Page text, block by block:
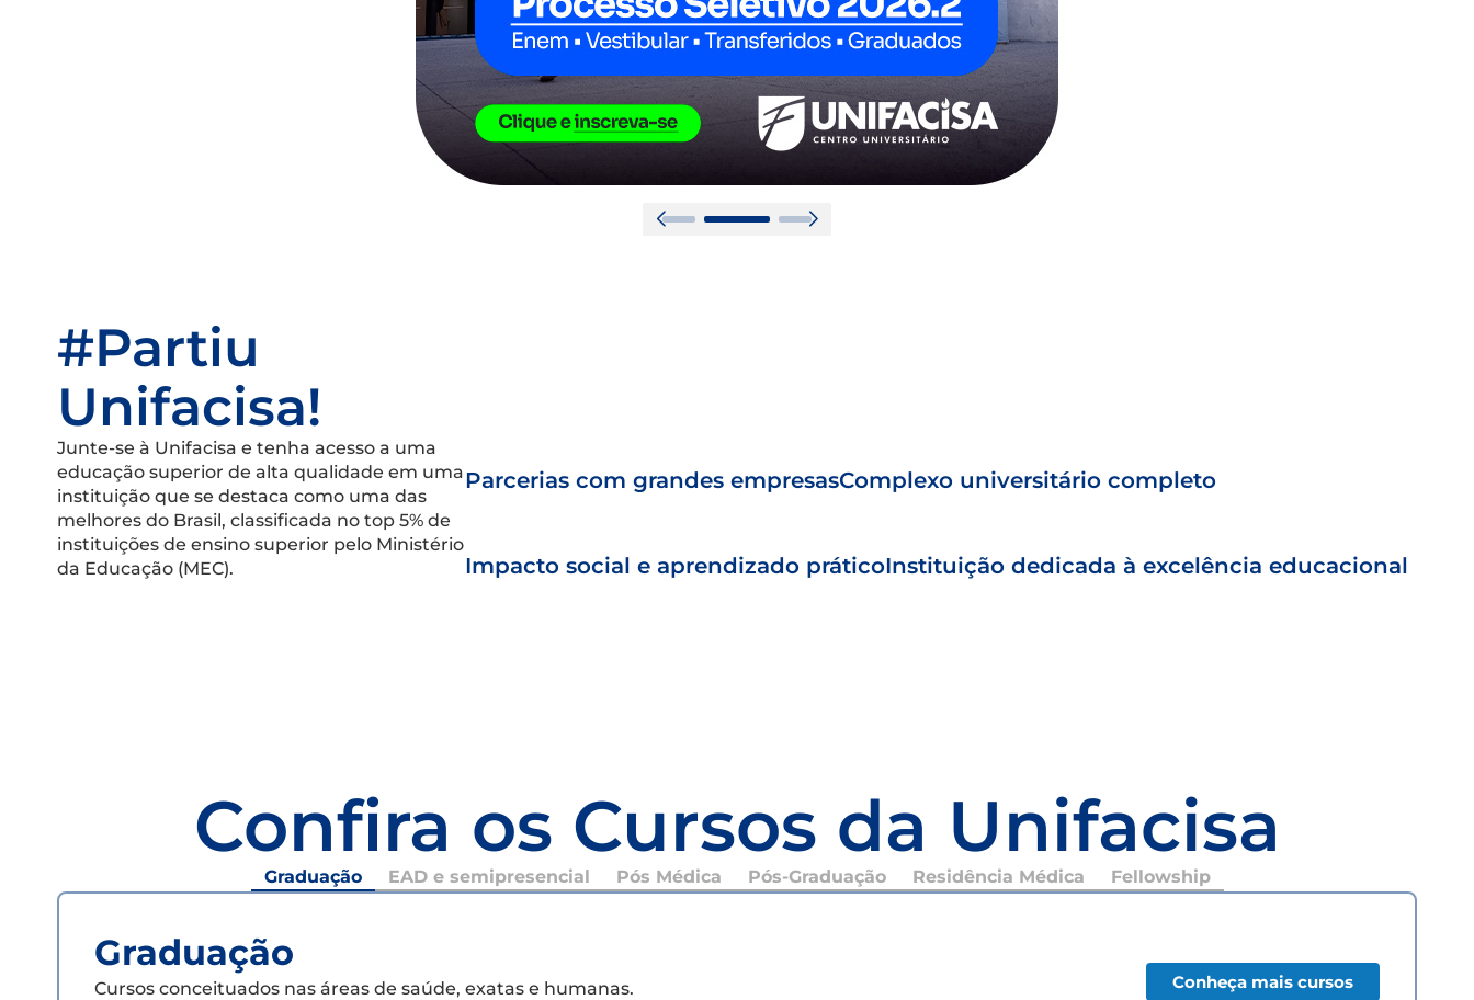
#Partiu
Unifacisa!
Junte-se à Unifacisa e tenha acesso a uma
educação superior de alta qualidade em uma
instituição que se destaca como uma das
melhores do Brasil, classificada no top 5% de
instituições de ensino superior pelo Ministério
da Educação (MEC).
Parcerias com grandes empresasComplexo universitário completo
Impacto social e aprendizado práticoInstituição dedicada à excelência educacional
Confira os Cursos da Unifacisa
Graduação EAD e semipresencial Pós Médica Pós-Graduação Residência Médica Fellowship
Graduação
Cursos conceituados nas áreas de saúde, exatas e humanas. Conheça mais cursos